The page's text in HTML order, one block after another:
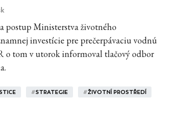
postup Ministerstva životného
investície pre prečerpávaciu vodnú
o tom v utorok informoval tlačový odbor
#STRATEGIE #ŽIVOTNÍ PROSTŘEDÍ